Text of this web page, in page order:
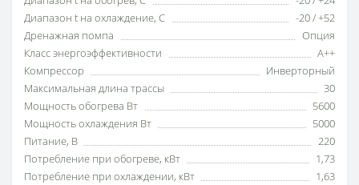
Диапазон t на охлаждение, С
-20 / +52
Дренажная помпа
Опция
Класс энергоэффективности
A++
Компрессор
Инверторный
Максимальная длина трассы
30
Мощность обогрева Вт
5600
Мощность охлаждения Вт
5000
Питание, В
220
Потребление при обогреве, кВт
1,73
Потребление при охлаждении, кВт
1,63